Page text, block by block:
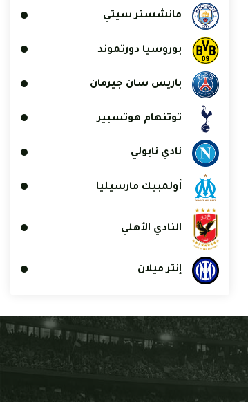
مانشستر سيتي
بوروسيا دورتموند
باريس سان جيرمان
توتنهام هوتسبير
نادي نابولي
أولمبيك مارسيليا
النادي الأهلي
إنتر ميلان